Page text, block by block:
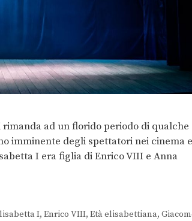
ad un florido periodo di qualche
imminente degli spettatori nei cinema e
I era figlia di Enrico VIII e Anna
I, Enrico VIII, Età elisabettiana,